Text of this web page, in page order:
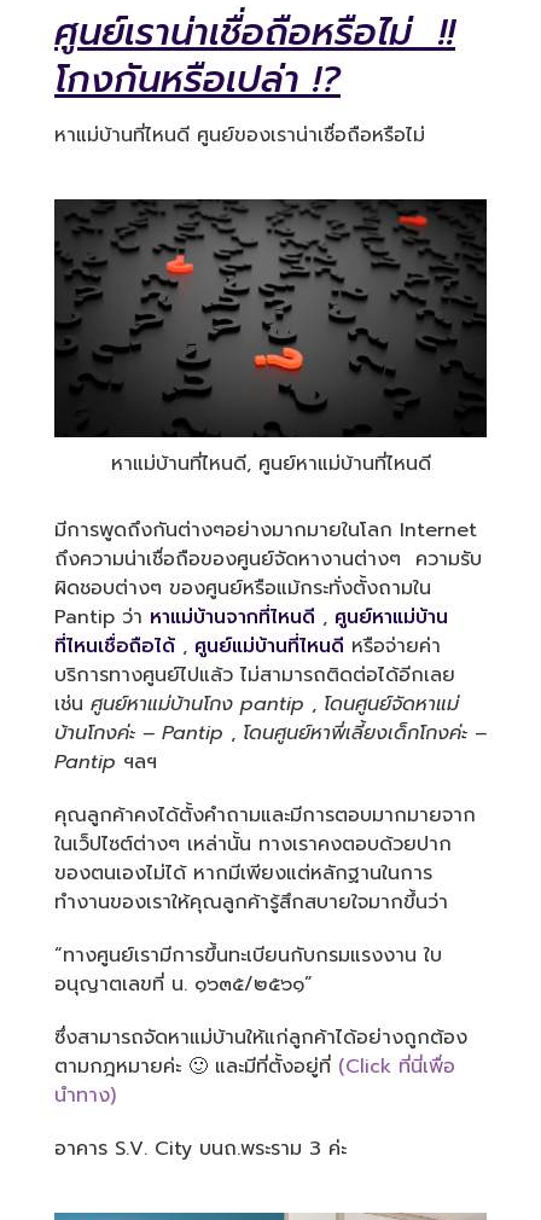
ศูนย์เราน่าเชื่อถือหรือไม่ !!
โกงกันหรือเปล่า !?
หาแม่บ้านที่ไหนดี ศูนย์ของเราน่าเชื่อถือหรือไม่
หาแม่บ้านที่ไหนดี, ศูนย์หาแม่บ้านที่ไหนดี
มีการพูดถึงกันต่างๆอย่างมากมายในโลก Internet
ถึงความน่าเชื่อถือของศูนย์จัดหางานต่างๆ ความรับ
ผิดชอบต่างๆ ของศูนย์หรือแม้กระทั่งตั้งถามใน
Pantip ว่า หาแม่บ้านจากที่ไหนดี , ศูนย์หาแม่บ้าน
ที่ไหนเชื่อถือได้ , ศูนย์แม่บ้านที่ไหนดี หรือจ่ายค่า
บริการทางศูนย์ไปแล้ว ไม่สามารถติดต่อได้อีกเลย
เช่น ศูนย์หาแม่บ้านโกง pantip , โดนศูนย์จัดหาแม่
บ้านโกงค่ะ – Pantip , โดนศูนย์หาพี่เลี้ยงเด็กโกงค่ะ –
Pantip ฯลฯ
คุณลูกค้าคงได้ตั้งคำถามและมีการตอบมากมายจาก
ในเว็ปไซต์ต่างๆ เหล่านั้น ทางเราคงตอบด้วยปาก
ของตนเองไม่ได้ หากมีเพียงแต่หลักฐานในการ
ทำงานของเราให้คุณลูกค้ารู้สึกสบายใจมากขึ้นว่า
“ทางศูนย์เรามีการขึ้นทะเบียนกับกรมแรงงาน ใบ
อนุญาตเลขที่ น. ๑๖๓๕/๒๕๖๑”
ซึ่งสามารถจัดหาแม่บ้านให้แก่ลูกค้าได้อย่างถูกต้อง
ตามกฎหมายค่ะ 🙂 และมีที่ตั้งอยู่ที่ (Click ที่นี่เพื่อ
นำทาง)
อาคาร S.V. City บนถ.พระราม 3 ค่ะ